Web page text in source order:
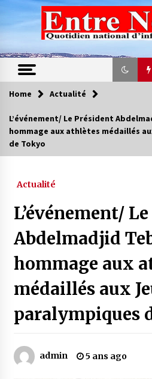
content
Contes de chez nous
Quand la mère
4 ans ago
Oum el Gaïla /
4 ans ago
montagnards
4 ans ago
Quand on va vite
Home Actualité
L’événement/ Le Président
hommage aux athlètes médaillés
de Tokyo
Actualité
L’événement/
Abdelmadjid
hommage aux
médaillés aux
paralympiques
admin 5 ans ago